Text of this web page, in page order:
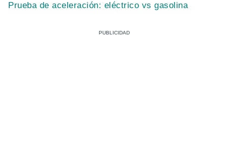
Prueba de aceleración: eléctrico vs gasolina